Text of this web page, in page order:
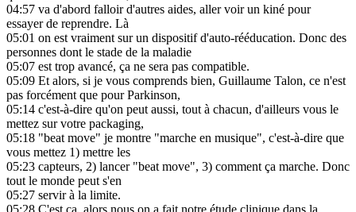
04:57 va d'abord falloir d'autres aides, aller voir un kiné pour
essayer de reprendre. Là
05:01 on est vraiment sur un dispositif d'auto-rééducation. Donc des
personnes dont le stade de la maladie
05:07 est trop avancé, ça ne sera pas compatible.
05:09 Et alors, si je vous comprends bien, Guillaume Talon, ce n'est
pas forcément que pour Parkinson,
05:14 c'est-à-dire qu'on peut aussi, tout à chacun, d'ailleurs vous le
mettez sur votre packaging,
05:18 "beat move" je montre "marche en musique", c'est-à-dire que
vous mettez 1) mettre les
05:23 capteurs, 2) lancer "beat move", 3) comment ça marche. Donc
tout le monde peut s'en
05:27 servir à la limite.